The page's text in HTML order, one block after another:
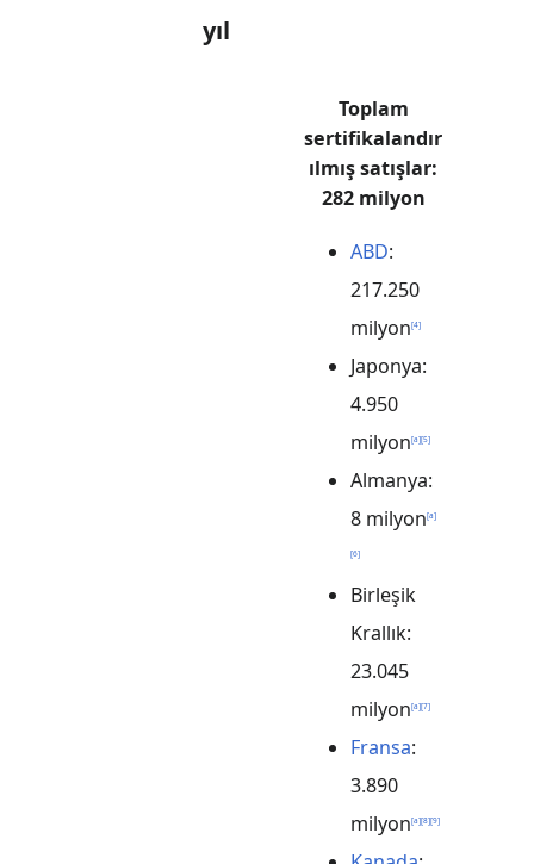
yıl
Toplam
sertifikalandır
ılmış satışlar:
282 milyon
ABD:
217.250
milyon[4]
Japonya:
4.950
milyon[a][5]
Almanya:
8 milyon[a]
[6]
Birleşik
Krallık:
23.045
milyon[a][7]
Fransa:
3.890
milyon[a][8][9]